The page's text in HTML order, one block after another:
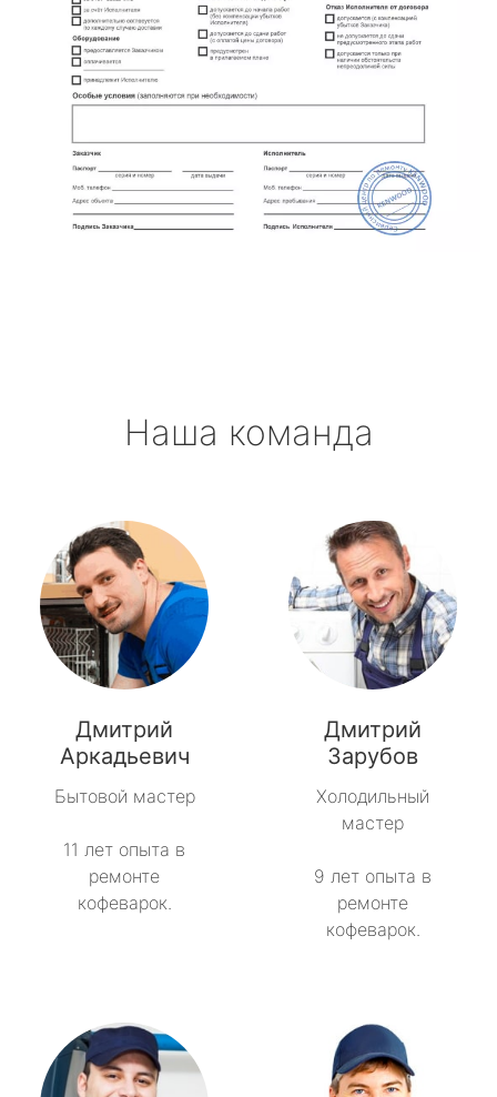
Наша команда
Дмитрий
Аркадьевич
Бытовой мастер
11 лет опыта в
ремонте
кофеварок.
Дмитрий
Зарубов
Холодильный
мастер
9 лет опыта в
ремонте
кофеварок.